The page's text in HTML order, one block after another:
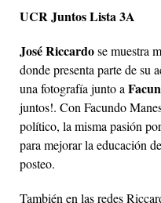
UCR Juntos Lista 3A
José Riccardose muestra
donde presenta parte de su
una fotografía junto a
juntos!. Con Facundo
político, la misma pasión
para mejorar la educación
posteo.
También en las redes